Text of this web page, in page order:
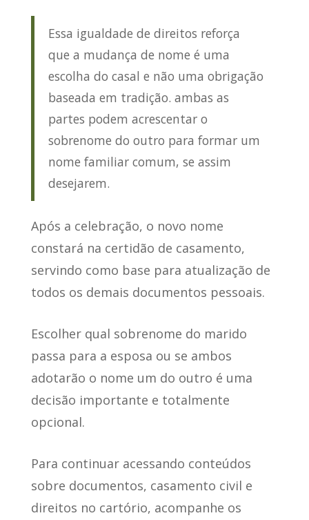
Essa igualdade de direitos reforça
que a mudança de nome é uma
escolha do casal e não uma obrigação
baseada em tradição. ambas as
partes podem acrescentar o
sobrenome do outro para formar um
nome familiar comum, se assim
desejarem.
Após a celebração, o novo nome
constará na certidão de casamento,
servindo como base para atualização de
todos os demais documentos pessoais.
Escolher qual sobrenome do marido
passa para a esposa ou se ambos
adotarão o nome um do outro é uma
decisão importante e totalmente
opcional.
Para continuar acessando conteúdos
sobre documentos, casamento civil e
direitos no cartório, acompanhe os